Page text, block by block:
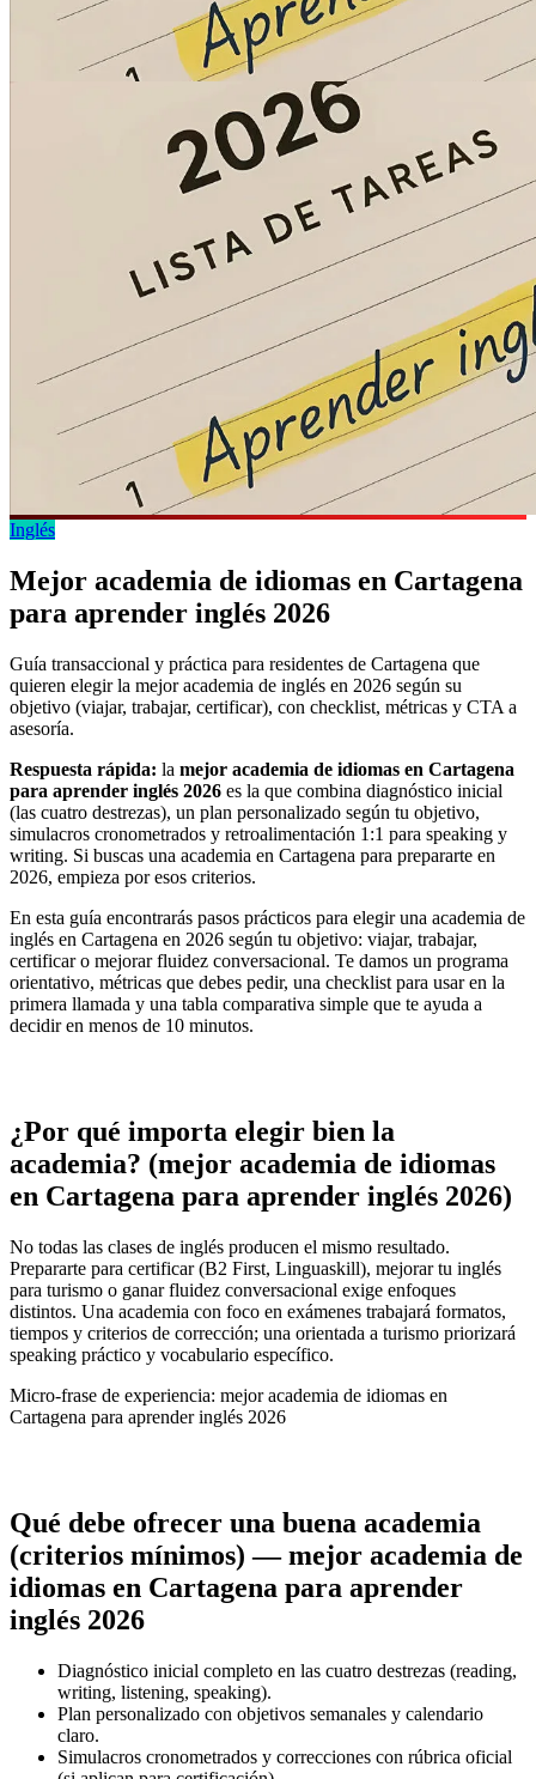
Inglés
Mejor academia de idiomas en Cartagena
para aprender inglés 2026
Guía transaccional y práctica para residentes de Cartagena que
quieren elegir la mejor academia de inglés en 2026 según su
objetivo (viajar, trabajar, certificar), con checklist, métricas y CTA a
asesoría.
Respuesta rápida: la mejor academia de idiomas en Cartagena
para aprender inglés 2026 es la que combina diagnóstico inicial
(las cuatro destrezas), un plan personalizado según tu objetivo,
simulacros cronometrados y retroalimentación 1:1 para speaking y
writing. Si buscas una academia en Cartagena para prepararte en
2026, empieza por esos criterios.
En esta guía encontrarás pasos prácticos para elegir una academia de
inglés en Cartagena en 2026 según tu objetivo: viajar, trabajar,
certificar o mejorar fluidez conversacional. Te damos un programa
orientativo, métricas que debes pedir, una checklist para usar en la
primera llamada y una tabla comparativa simple que te ayuda a
decidir en menos de 10 minutos.
¿Por qué importa elegir bien la
academia? (mejor academia de idiomas
en Cartagena para aprender inglés 2026)
No todas las clases de inglés producen el mismo resultado.
Prepararte para certificar (B2 First, Linguaskill), mejorar tu inglés
para turismo o ganar fluidez conversacional exige enfoques
distintos. Una academia con foco en exámenes trabajará formatos,
tiempos y criterios de corrección; una orientada a turismo priorizará
speaking práctico y vocabulario específico.
Micro-frase de experiencia: mejor academia de idiomas en
Cartagena para aprender inglés 2026
Qué debe ofrecer una buena academia
(criterios mínimos) — mejor academia de
idiomas en Cartagena para aprender
inglés 2026
Diagnóstico inicial completo en las cuatro destrezas (reading,
writing, listening, speaking).
Plan personalizado con objetivos semanales y calendario
claro.
Simulacros cronometrados y correcciones con rúbrica oficial